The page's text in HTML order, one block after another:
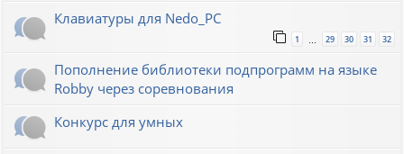
Клавиатуры для Nedo_PC
1 29 30 31 32
Пополнение библиотеки подпрограмм на языке
Robby через соревнования
Конкурс для умных